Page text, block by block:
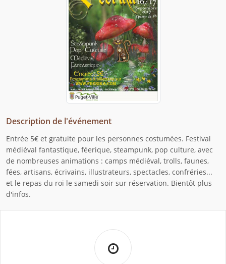
Description de l'événement
Entrée 5€ et gratuite pour les personnes costumées. Festival
médiéval fantastique, féerique, steampunk, pop culture, avec
de nombreuses animations : camps médiéval, trolls, faunes,
fées, artisans, écrivains, illustrateurs, spectacles, confréries...
et le repas du roi le samedi soir sur réservation. Bientôt plus
d'infos.